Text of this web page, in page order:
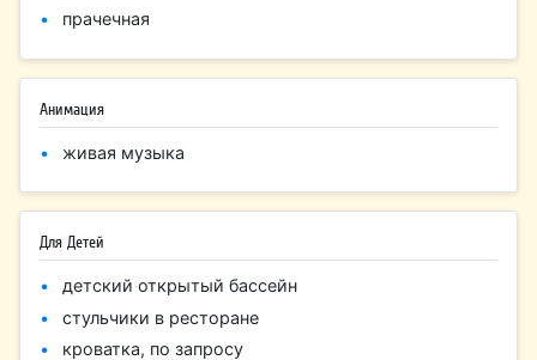
прачечная
Анимация
живая музыка
Для Детей
детский открытый бассейн
стульчики в ресторане
кроватка, по запросу